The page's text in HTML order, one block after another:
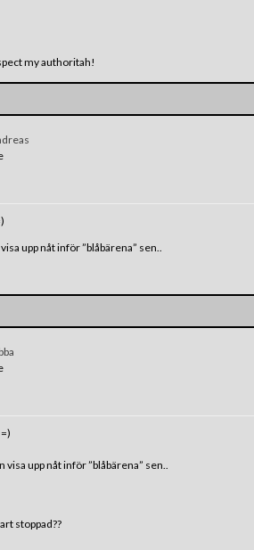
my authoritah!
upp nåt inför ”blåbärena” sen..
visa upp nåt inför ”blåbärena” sen..
stoppad??